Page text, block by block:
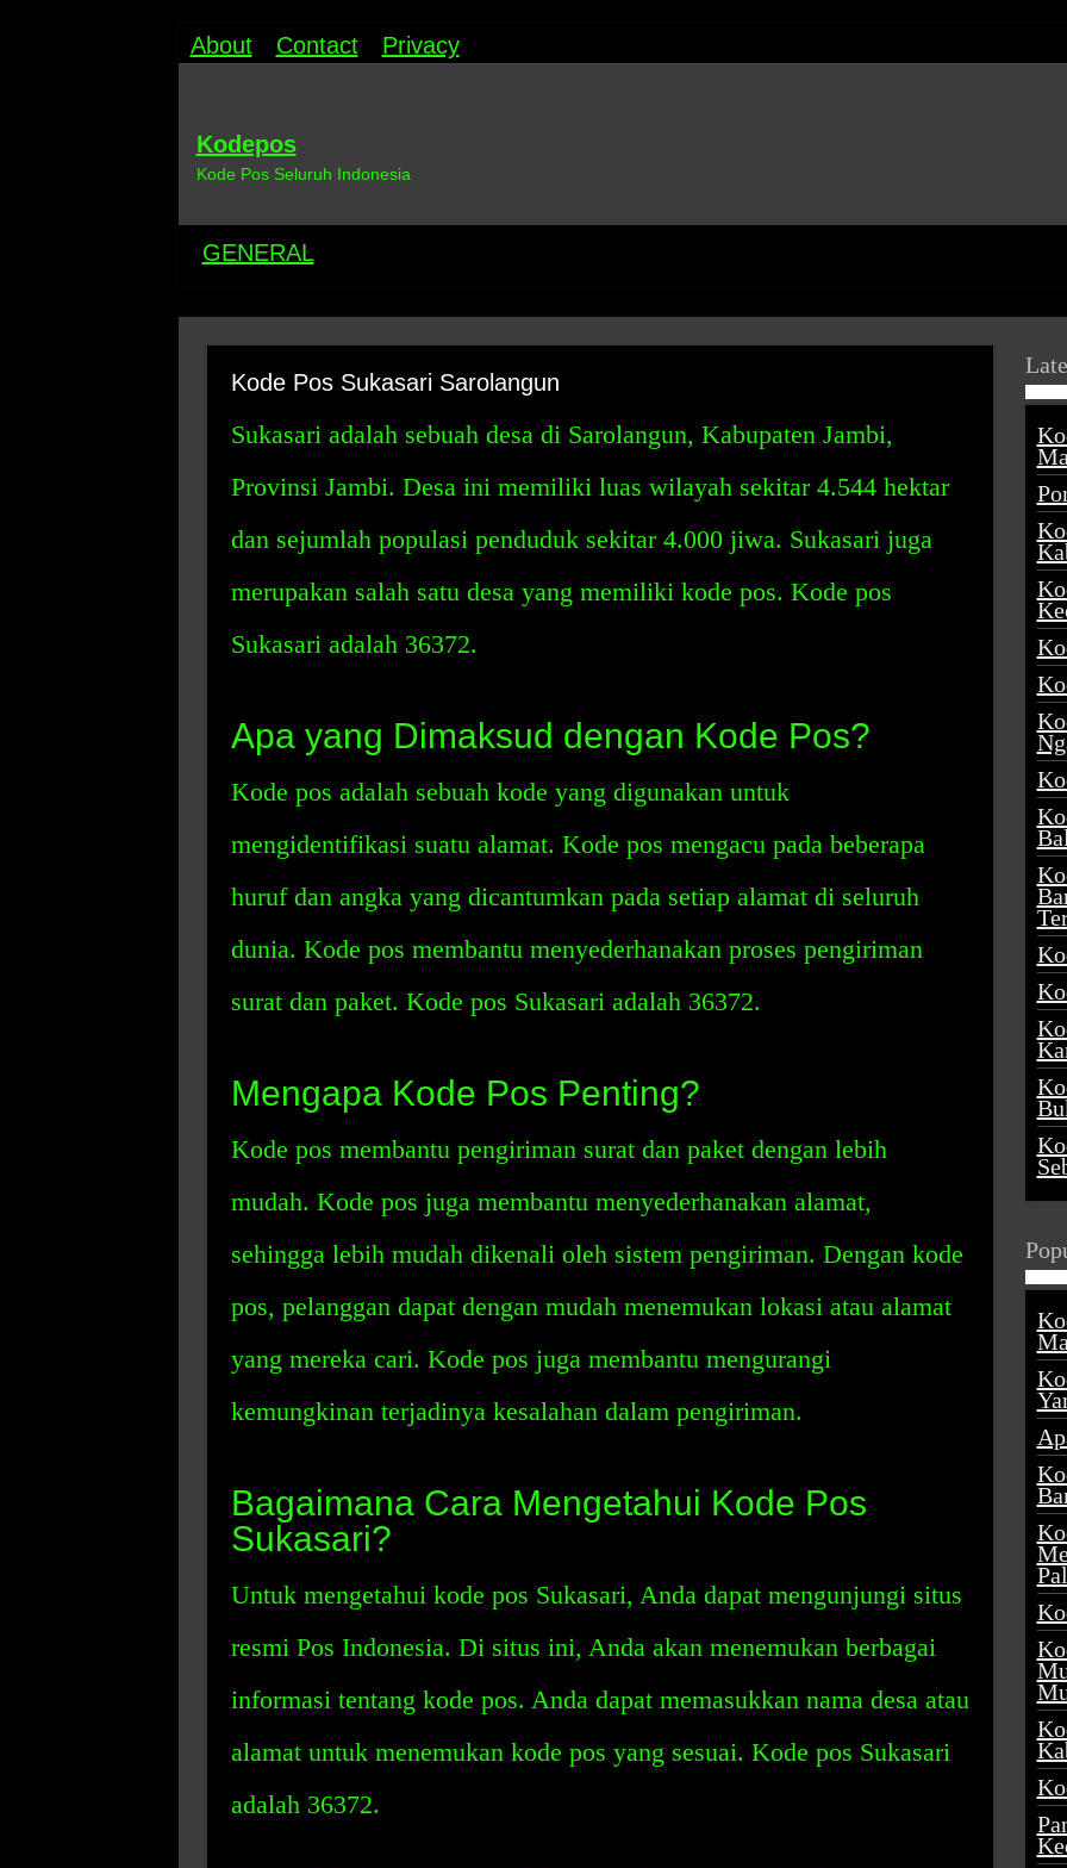
About Contact Privacy
Kodepos
Kode Pos Seluruh Indonesia
GENERAL
Kode Pos Sukasari Sarolangun
Sukasari adalah sebuah desa di Sarolangun, Kabupaten Jambi,
Provinsi Jambi. Desa ini memiliki luas wilayah sekitar 4.544 hektar
dan sejumlah populasi penduduk sekitar 4.000 jiwa. Sukasari juga
merupakan salah satu desa yang memiliki kode pos. Kode pos
Sukasari adalah 36372.
Apa yang Dimaksud dengan Kode Pos?
Kode pos adalah sebuah kode yang digunakan untuk
mengidentifikasi suatu alamat. Kode pos mengacu pada beberapa
huruf dan angka yang dicantumkan pada setiap alamat di seluruh
dunia. Kode pos membantu menyederhanakan proses pengiriman
surat dan paket. Kode pos Sukasari adalah 36372.
Mengapa Kode Pos Penting?
Kode pos membantu pengiriman surat dan paket dengan lebih
mudah. Kode pos juga membantu menyederhanakan alamat,
sehingga lebih mudah dikenali oleh sistem pengiriman. Dengan kode
pos, pelanggan dapat dengan mudah menemukan lokasi atau alamat
yang mereka cari. Kode pos juga membantu mengurangi
kemungkinan terjadinya kesalahan dalam pengiriman.
Bagaimana Cara Mengetahui Kode Pos
Sukasari?
Untuk mengetahui kode pos Sukasari, Anda dapat mengunjungi situs
resmi Pos Indonesia. Di situs ini, Anda akan menemukan berbagai
informasi tentang kode pos. Anda dapat memasukkan nama desa atau
alamat untuk menemukan kode pos yang sesuai. Kode pos Sukasari
adalah 36372.